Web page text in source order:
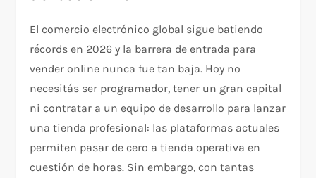
El comercio electrónico global sigue batiendo
récords en 2026 y la barrera de entrada para
vender online nunca fue tan baja. Hoy no
necesitás ser programador, tener un gran capital
ni contratar a un equipo de desarrollo para lanzar
una tienda profesional: las plataformas actuales
permiten pasar de cero a tienda operativa en
cuestión de horas. Sin embargo, con tantas